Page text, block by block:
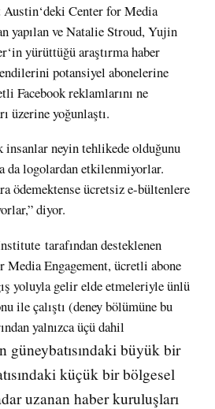
Austin‘deki Center for Media
yapılan veNatalie Stroud,Yujin
‘in yürüttüğü araştırma haber
potansiyel abonelerine
Facebook reklamlarını ne
üzerine yoğunlaştı.
insanlar neyin tehlikede olduğunu
da logolardan etkilenmiyorlar.
ödemektense ücretsiz e-bültenlere
diyor.
tarafından desteklenen
Media Engagement, ücretli abone
yoluyla gelir elde etmeleriyle ünlü
ile çalıştı (deney bölümüne bu
yalnızca üçü dahil
güneybatısındaki büyük bir
küçük bir bölgesel
uzanan haber kuruluşları